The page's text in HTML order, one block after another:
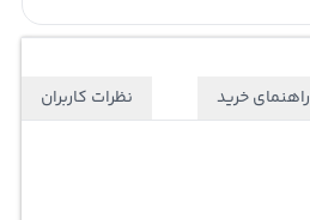
راهنمای خرید نظرات کاربران